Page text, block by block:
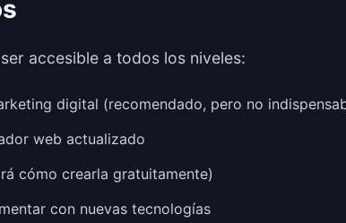
accesible a todos los niveles:
digital (recomendado, pero no
web actualizado
cómo crearla gratuitamente)
con nuevas tecnologías